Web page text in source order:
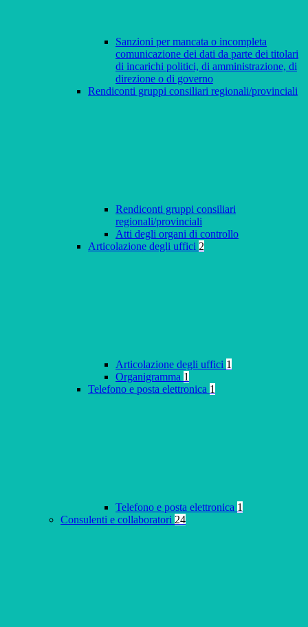
Sanzioni per mancata o incompleta
comunicazione dei dati da parte dei titolari
di incarichi politici, di amministrazione, di
direzione o di governo
Rendiconti gruppi consiliari regionali/provinciali
Rendiconti gruppi consiliari
regionali/provinciali
Atti degli organi di controllo
Articolazione degli uffici 2
Articolazione degli uffici 1
Organigramma 1
Telefono e posta elettronica 1
Telefono e posta elettronica 1
Consulenti e collaboratori 24